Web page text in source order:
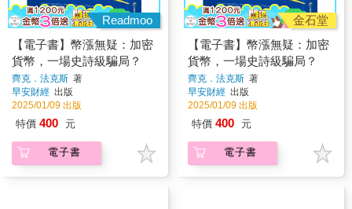
Readmoo
【電子書】幣漲無疑：加密
貨幣，一場史詩級騙局？
齊克．法克斯 著
早安財經 出版
2025/01/09 出版
特價 400 元
電子書
金石堂
【電子書】幣漲無疑：加密
貨幣，一場史詩級騙局？
齊克．法克斯 著
早安財經 出版
2025/01/09 出版
特價 400 元
電子書